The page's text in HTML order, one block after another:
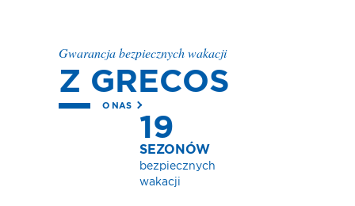
Gwarancja bezpiecznych wakacji
Z GRECOS
O NAS
19
SEZONÓW
bezpiecznych
wakacji